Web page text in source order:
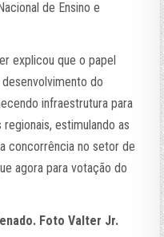
de Ensino e
explicou que o papel
do
infraestrutura para
estimulando as
concorrência no setor de
agora para votação do
Foto Valter Jr.